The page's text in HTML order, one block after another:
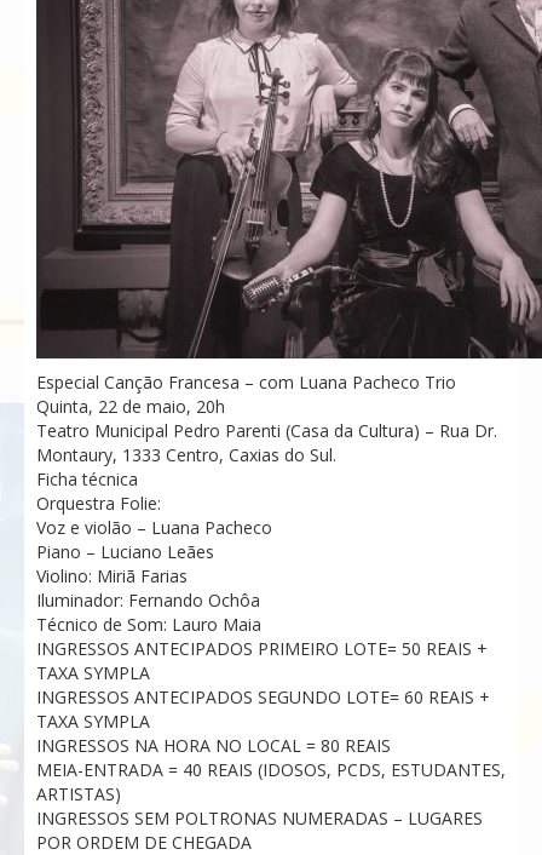
Especial Canção Francesa – com Luana Pacheco Trio
Quinta, 22 de maio, 20h
Teatro Municipal Pedro Parenti (Casa da Cultura) – Rua Dr.
Montaury, 1333 Centro, Caxias do Sul.
Ficha técnica
Orquestra Folie:
Voz e violão – Luana Pacheco
Piano – Luciano Leães
Violino: Miriã Farias
Iluminador: Fernando Ochôa
Técnico de Som: Lauro Maia
INGRESSOS ANTECIPADOS PRIMEIRO LOTE= 50 REAIS +
TAXA SYMPLA
INGRESSOS ANTECIPADOS SEGUNDO LOTE= 60 REAIS +
TAXA SYMPLA
INGRESSOS NA HORA NO LOCAL = 80 REAIS
MEIA-ENTRADA = 40 REAIS (IDOSOS, PCDS, ESTUDANTES,
ARTISTAS)
INGRESSOS SEM POLTRONAS NUMERADAS – LUGARES
POR ORDEM DE CHEGADA